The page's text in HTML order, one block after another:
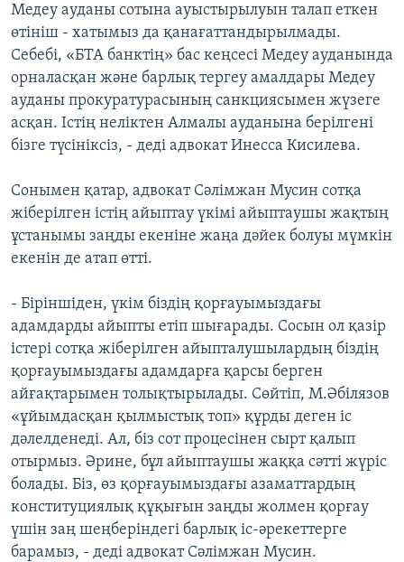
Медеу ауданы сотына ауыстырылуын талап еткен
өтініш - хатымыз да қанағаттандырылмады.
Себебі, «БТА банктің» бас кеңсесі Медеу ауданында
орналасқан және барлық тергеу амалдары Медеу
ауданы прокуратурасының санкциясымен жүзеге
асқан. Істің неліктен Алмалы ауданына берілгені
бізге түсініксіз, - деді адвокат Инесса Кисилева.
Сонымен қатар, адвокат Сәлімжан Мусин сотқа
жіберілген істің айыптау үкімі айыптаушы жақтың
ұстанымы заңды екеніне жаңа дәйек болуы мүмкін
екенін де атап өтті.
- Біріншіден, үкім біздің қорғауымыздағы
адамдарды айыпты етіп шығарады. Сосын ол қазір
істері сотқа жіберілген айыпталушылардың біздің
қорғауымыздағы адамдарға қарсы берген
айғақтарымен толықтырылады. Сөйтіп, М.Әбілязов
«ұйымдасқан қылмыстық топ» құрды деген іс
дәлелденеді. Ал, біз сот процесінен сырт қалып
отырмыз. Әрине, бұл айыптаушы жаққа сәтті жүріс
болады. Біз, өз қорғауымыздағы азаматтардың
конституциялық құқығын заңды жолмен қорғау
үшін заң шеңберіндегі барлық іс-әрекеттерге
барамыз, - деді адвокат Сәлімжан Мусин.